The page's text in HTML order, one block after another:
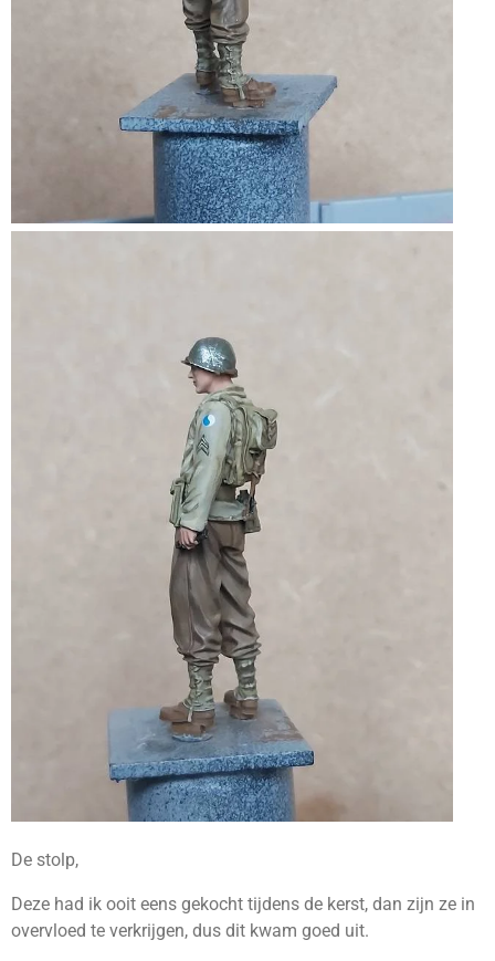
De stolp,
Deze had ik ooit eens gekocht tijdens de kerst, dan zijn ze in
overvloed te verkrijgen, dus dit kwam goed uit.